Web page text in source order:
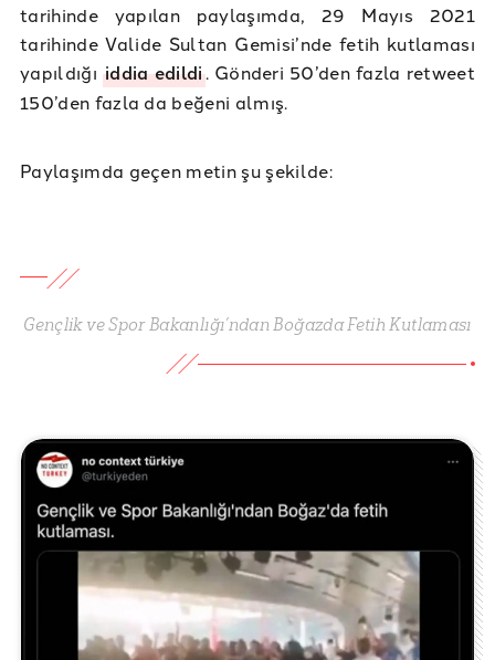
tarihinde yapılan paylaşımda, 29 Mayıs 2021
tarihinde Valide Sultan Gemisi’nde fetih kutlaması
yapıldığı iddia edildi. Gönderi 50’den fazla retweet
150’den fazla da beğeni almış.
Paylaşımda geçen metin şu şekilde:
Gençlik ve Spor Bakanlığı’ndan Boğazda Fetih Kutlaması